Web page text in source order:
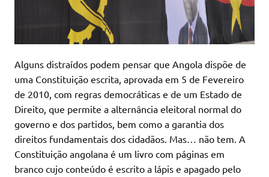
Alguns distraídos podem pensar que Angola dispõe de
uma Constituição escrita, aprovada em 5 de Fevereiro
de 2010, com regras democráticas e de um Estado de
Direito, que permite a alternância eleitoral normal do
governo e dos partidos, bem como a garantia dos
direitos fundamentais dos cidadãos. Mas… não tem. A
Constituição angolana é um livro com páginas em
branco cujo conteúdo é escrito a lápis e apagado pelo